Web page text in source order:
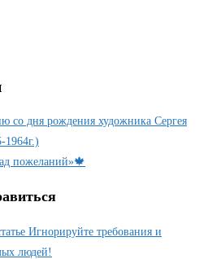
со дня рождения художника Сергея
1964г.)
пожеланий»🍁